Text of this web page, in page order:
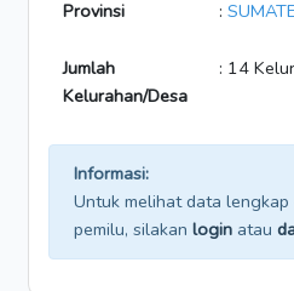
Provinsi :
Jumlah
Kelurahan/Desa
: 14
Informasi:
Untuk melihat data
pemilu, silakan login atau